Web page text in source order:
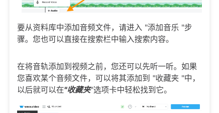
要从资料库中添加音频文件，请进入 "添加音乐 "步
骤。您也可以直接在搜索栏中输入搜索内容。
在将音轨添加到视频之前，您还可以先听一听。如果
您喜欢某个音频文件，可以将其添加到 "收藏夹 "中，
以后就可以在"收藏夹"选项卡中轻松找到它。